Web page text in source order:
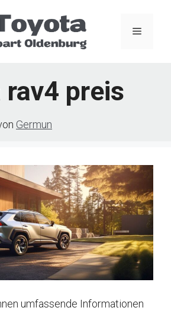
Menü
rav4 preis
Germun
umfassende Informationen